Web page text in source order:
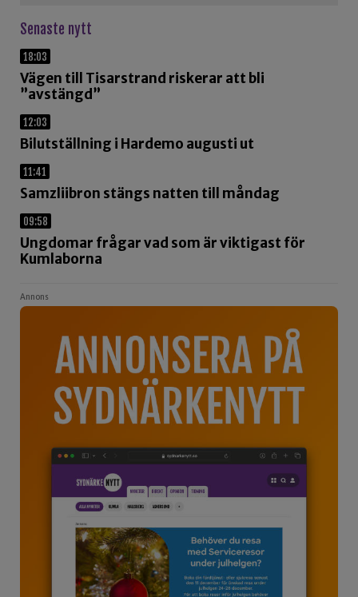
Senaste nytt
18:03
Vägen till Tisarstrand riskerar att bli
”avstängd”
12:03
Bilutställning i Hardemo augusti ut
11:41
Samzliibron stängs natten till måndag
09:58
Ungdomar frågar vad som är viktigast för
Kumlaborna
Annons